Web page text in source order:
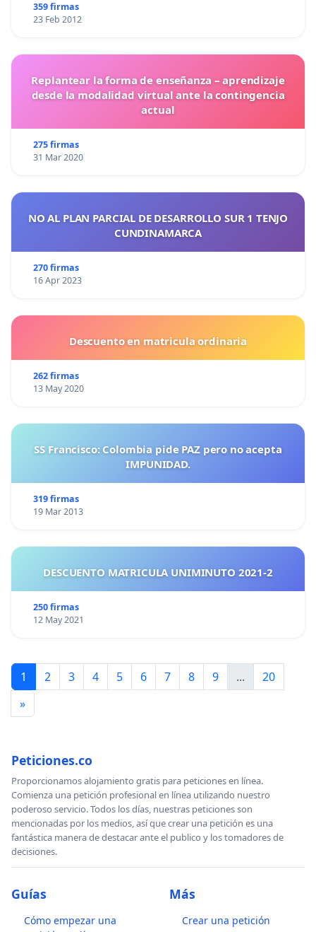
359 firmas
23 Feb 2012
Replantear la forma de enseñanza – aprendizaje
desde la modalidad virtual ante la contingencia
actual
275 firmas
31 Mar 2020
NO AL PLAN PARCIAL DE DESARROLLO SUR 1 TENJO
CUNDINAMARCA
270 firmas
16 Apr 2023
Descuento en matricula ordinaria
262 firmas
13 May 2020
SS Francisco: Colombia pide PAZ pero no acepta
IMPUNIDAD.
319 firmas
19 Mar 2013
DESCUENTO MATRICULA UNIMINUTO 2021-2
250 firmas
12 May 2021
1 2 3 4 5 6 7 8 9 ...
20
»
Peticiones.co
Proporcionamos alojamiento gratis para peticiones en línea.
Comienza una petición profesional en línea utilizando nuestro
poderoso servicio. Todos los días, nuestras peticiones son
mencionadas por los medios, así que crear una petición es una
fantástica manera de destacar ante el publico y los tomadores de
decisiones.
Guías
Cómo empezar una
Más
Crear una petición